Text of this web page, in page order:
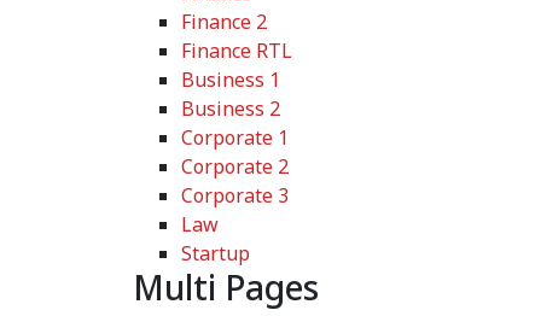
Finance 2
Finance RTL
Business 1
Business 2
Corporate 1
Corporate 2
Corporate 3
Law
Startup
Multi Pages